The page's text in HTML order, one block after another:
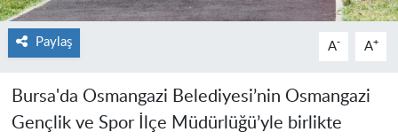
Paylaş A- A+
Bursa'da Osmangazi Belediyesi’nin Osmangazi
Gençlik ve Spor İlçe Müdürlüğü’yle birlikte